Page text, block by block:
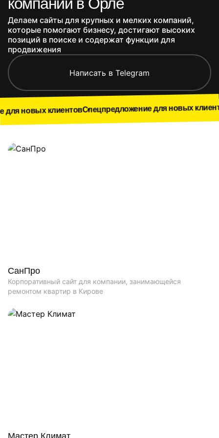
Делаем сайты для крупных и мелких компаний,
которые помогают бизнесу, достигают высоких
позиций в поиске и содержат функции для
продвижения
Написать в Telegram
Спецпредложение для новых клиентов
Наши работы
СанПро
Корпоративный сайт для компании, занимающейся
ремонтом квартир в Кирове
Мастер Климат